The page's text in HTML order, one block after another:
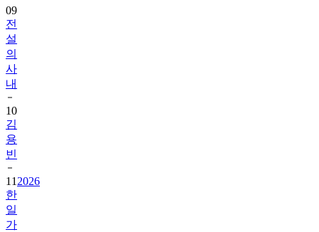
09
전
설
의
사
내
10
김
용
빈
11 2026
한
일
가